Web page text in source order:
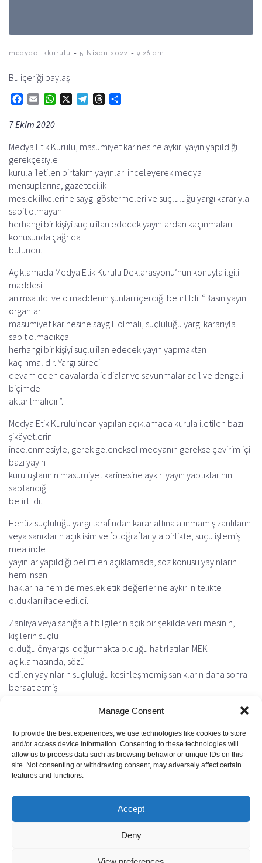
Manage Consent
To provide the best experiences, we use technologies like cookies to store
and/or access device information. Consenting to these technologies will
allow us to process data such as browsing behavior or unique IDs on this
site. Not consenting or withdrawing consent, may adversely affect certain
features and functions.
Accept
Deny
medyaetikkurulu - 5 Nisan 2022 - 9:26 am
Bu içeriği paylaş
c
e
b
o
o
k
a
i
l
W
t
s
A
p
p
e
r
a
m
e
d
s
r
7 Ekim 2020
Medya Etik Kurulu, masumiyet karinesine aykırı yayın yapıldığı
gerekçesiyle
kurula iletilen birtakım yayınları inceleyerek medya
mensuplarına, gazetecilik
meslek ilkelerine saygı göstermeleri ve suçluluğu yargı kararıyla
sabit olmayan
herhangi bir kişiyi suçlu ilan edecek yayınlardan kaçınmaları
konusunda çağrıda
bulundu.
Açıklamada Medya Etik Kurulu Deklarasyonu’nun konuyla ilgili
maddesi
anımsatıldı ve o maddenin şunları içerdiği belirtildi: “Basın yayın
organları
masumiyet karinesine saygılı olmalı, suçluluğu yargı kararıyla
sabit olmadıkça
herhangi bir kişiyi suçlu ilan edecek yayın yapmaktan
kaçınmalıdır. Yargı süreci
devam eden davalarda iddialar ve savunmalar adil ve dengeli
biçimde
aktarılmalıdır”.
Medya Etik Kurulu’ndan yapılan açıklamada kurula iletilen bazı
şikâyetlerin
incelenmesiyle, gerek geleneksel medyanın gerekse çevirim içi
bazı yayın
kuruluşlarının masumiyet karinesine aykırı yayın yaptıklarının
saptandığı
belirtildi.
Henüz suçluluğu yargı tarafından karar altına alınmamış zanlıların
veya sanıkların açık isim ve fotoğraflarıyla birlikte, suçu işlemiş
mealinde
yayınlar yapıldığı belirtilen açıklamada, söz konusu yayınların
hem insan
haklarına hem de meslek etik değerlerine aykırı nitelikte
oldukları ifade edildi.
Zanlıya veya sanığa ait bilgilerin açık bir şekilde verilmesinin,
kişilerin suçlu
olduğu önyargısı doğurmakta olduğu hatırlatılan MEK
açıklamasında, sözü
edilen yayınların suçluluğu kesinleşmemiş sanıkların daha sonra
beraat etmiş
MEDYA ETİK KURULU
© 2026 Medya Etik Kurulu. Created with